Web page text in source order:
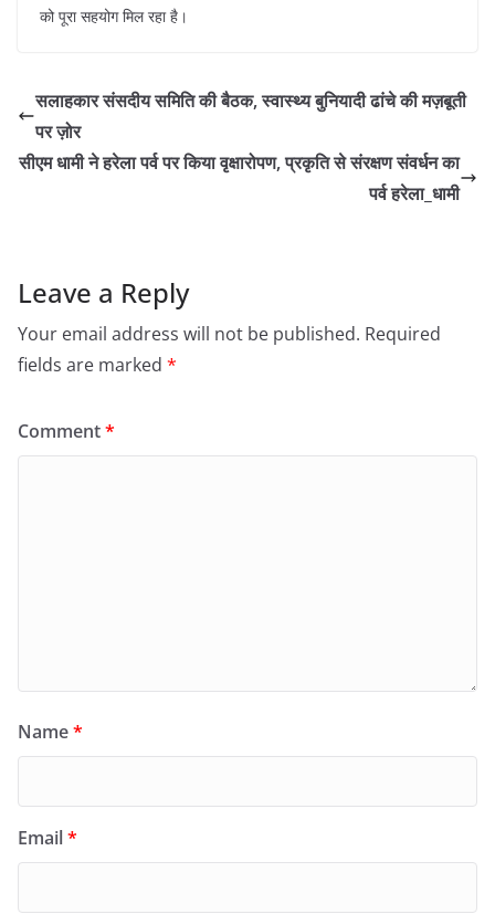
को पूरा सहयोग मिल रहा है।
सलाहकार संसदीय समिति की बैठक, स्वास्थ्य बुनियादी ढांचे की मज़बूती
पर ज़ोर
सीएम धामी ने हरेला पर्व पर किया वृक्षारोपण, प्रकृति से संरक्षण संवर्धन का
पर्व हरेला_धामी
Leave a Reply
Your email address will not be published. Required
fields are marked *
Comment*
Name*
Email*